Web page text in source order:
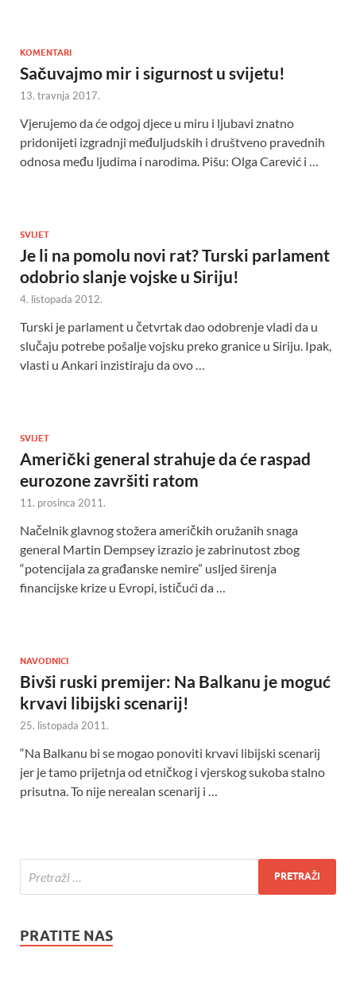
KOMENTARI
Sačuvajmo mir i sigurnost u svijetu!
13. travnja 2017.
Vjerujemo da će odgoj djece u miru i ljubavi znatno
pridonijeti izgradnji međuljudskih i društveno pravednih
odnosa među ljudima i narodima. Pišu: Olga Carević i …
SVIJET
Je li na pomolu novi rat? Turski parlament
odobrio slanje vojske u Siriju!
4. listopada 2012.
Turski je parlament u četvrtak dao odobrenje vladi da u
slučaju potrebe pošalje vojsku preko granice u Siriju. Ipak,
vlasti u Ankari inzistiraju da ovo …
SVIJET
Američki general strahuje da će raspad
eurozone završiti ratom
11. prosinca 2011.
Načelnik glavnog stožera američkih oružanih snaga
general Martin Dempsey izrazio je zabrinutost zbog
“potencijala za građanske nemire” usljed širenja
financijske krize u Evropi, ističući da …
NAVODNICI
Bivši ruski premijer: Na Balkanu je moguć
krvavi libijski scenarij!
25. listopada 2011.
“Na Balkanu bi se mogao ponoviti krvavi libijski scenarij
jer je tamo prijetnja od etničkog i vjerskog sukoba stalno
prisutna. To nije nerealan scenarij i …
PRATITE NAS